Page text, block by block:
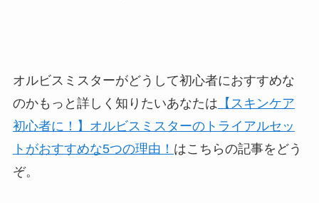
オルビスミスターがどうして初心者におすすめな
のかもっと詳しく知りたいあなたは 【スキンケア
初心者に！】オルビスミスターのトライアルセッ
トがおすすめな5つの理由！ はこちらの記事をどう
ぞ。